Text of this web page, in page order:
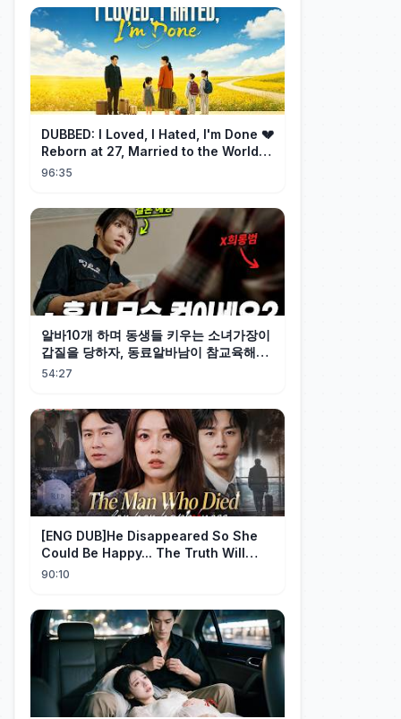
DUBBED: I Loved, I Hated, I'm Done 💔
Reborn at 27, Married to the World's
Richest Man【霁月别去再无归】
96:35
알바10개 하며 동생들 키우는 소녀가장이
갑질을 당하자, 동료알바남이 참교육해줬
다 그런데, 깽값 무한 제공 초재벌의 아들
54:27
[ENG DUB]He Disappeared So She
Could Be Happy... The Truth Will
Make You Cry #emotional #shorts
90:10